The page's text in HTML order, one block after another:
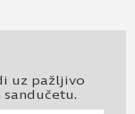
uz pažljivo